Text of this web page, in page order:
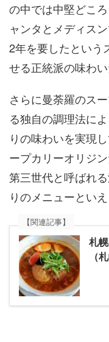
の中では中堅どこ
ャンタとメディス
2年を要したという
せる正統派の味わい
さらに曼荼羅のス
る独自の調理法に
りの味わいを実現
ープカリーオリジ
第三世代と呼ばれ
りのメニューといえ
札
（
【関連記事】